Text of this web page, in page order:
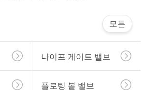
모든
나이프 게이트 밸브
플로팅 볼 밸브